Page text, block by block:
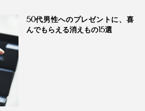
由が見つかりません。まだまだ気
そうなので、甘いボディガードに
TAMAU×24
ORGANIC DAYS
50代男性へのプレゼントに、喜
んでもらえる消えもの15選